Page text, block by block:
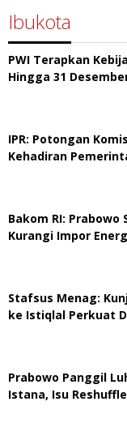
Ibukota
PWI Terapkan
Hingga 31
IPR: Potongan
Kehadiran
Bakom RI: Prabowo
Kurangi Impor
Stafsus Menag:
ke Istiqlal Perkuat
Prabowo Panggil
Istana, Isu